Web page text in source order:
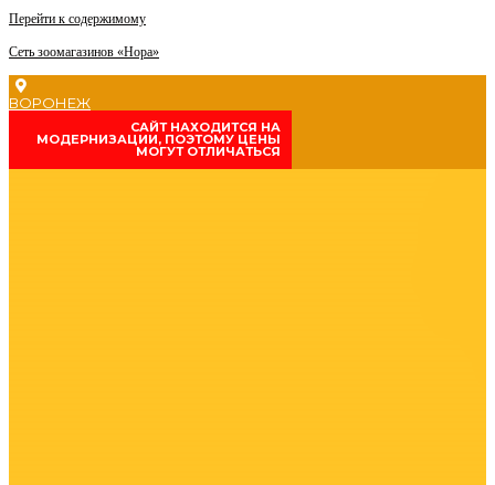
Перейти к содержимому
Сеть зоомагазинов «Нора»
ВОРОНЕЖ
CАЙТ НАХОДИТСЯ НА
МОДЕРНИЗАЦИИ, ПОЭТОМУ ЦЕНЫ
МОГУТ ОТЛИЧАТЬСЯ